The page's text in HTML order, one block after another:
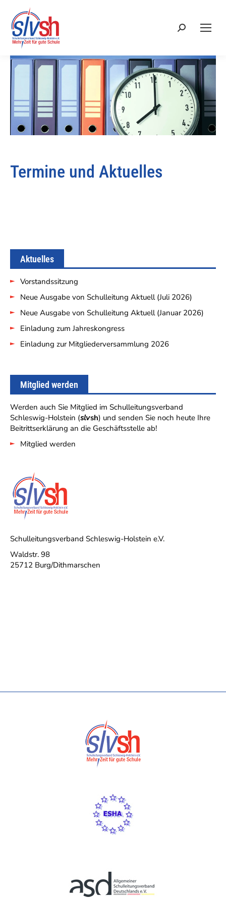
Search:
Termine und Aktuelles
Aktuelles
Vorstandssitzung
Neue Ausgabe von Schulleitung Aktuell (Juli 2026)
Neue Ausgabe von Schulleitung Aktuell (Januar 2026)
Einladung zum Jahreskongress
Einladung zur Mitgliederversammlung 2026
Mitglied werden
Werden auch Sie Mitglied im Schulleitungsverband
Schleswig-Holstein (slvsh) und senden Sie noch heute Ihre
Beitrittserklärung an die Geschäftsstelle ab!
Mitglied werden
Schulleitungsverband Schleswig-Holstein e.V.
Waldstr. 98
25712 Burg/Dithmarschen